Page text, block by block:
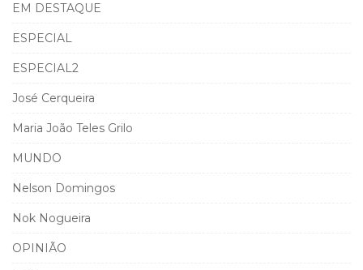
EM DESTAQUE
ESPECIAL
ESPECIAL2
José Cerqueira
Maria João Teles Grilo
MUNDO
Nelson Domingos
Nok Nogueira
OPINIÃO